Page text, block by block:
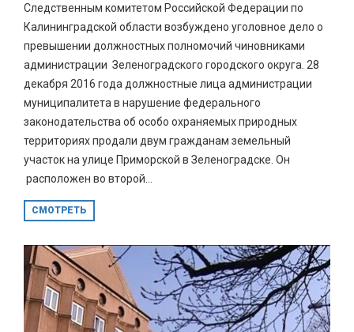
Следственным комитетом Российской Федерации по
Калининградской области возбуждено уголовное дело о
превышении должностных полномочий чиновниками
администрации Зеленоградского городского округа. 28
декабря 2016 года должностные лица администрации
муниципалитета в нарушение федерального
законодательства об особо охраняемых природных
территориях продали двум гражданам земельный
участок на улице Приморской в Зеленоградске. Он
расположен во второй...
СМОТРЕТЬ